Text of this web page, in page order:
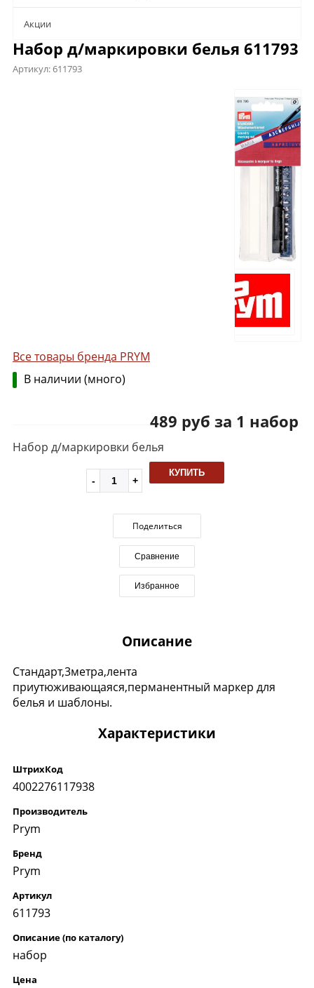
Aкции
Набор д/маркировки белья 611793
Артикул:611793
Все товары бренда PRYM
В наличии (много)
489 руб за 1 набор
Набор д/маркировки белья
КУПИТЬ
Поделиться
Сравнение
Избранное
Описание
Стандарт,3метра,лента
приутюживающаяся,перманентный маркер для
белья и шаблоны.
Характеристики
ШтрихКод
4002276117938
Производитель
Prym
Бренд
Prym
Артикул
611793
Описание (по каталогу)
набор
Цена